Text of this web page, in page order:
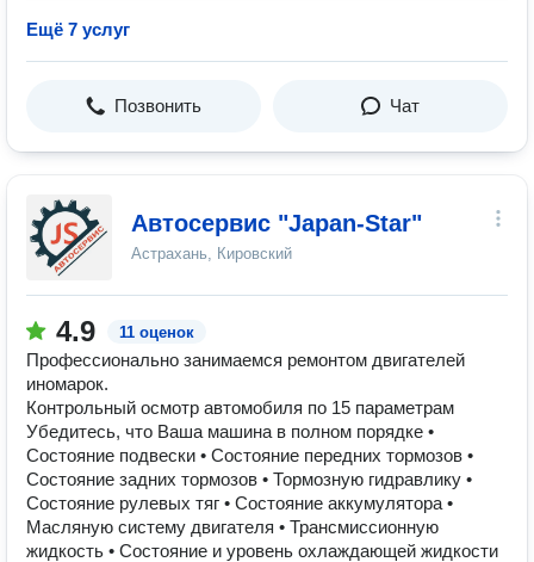
Ещё 7 услуг
Позвонить Чат
Автосервис "Japan-Star"
Астрахань, Кировский
4.9 11 оценок
Профессионально занимаемся ремонтом двигателей
иномарок.
Контрольный осмотр автомобиля по 15 параметрам
Убедитесь, что Ваша машина в полном порядке •
Состояние подвески • Состояние передних тормозов •
Состояние задних тормозов • Тормозную гидравлику •
Состояние рулевых тяг • Состояние аккумулятора •
Масляную систему двигателя • Трансмиссионную
жидкость • Состояние и уровень охлаждающей жидкости